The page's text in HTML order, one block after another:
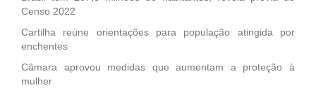
Censo 2022
Cartilha reúne orientações para população atingida por
enchentes
Câmara aprovou medidas que aumentam a proteção à
mulher